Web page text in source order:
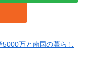
5000万と南国の暮らし